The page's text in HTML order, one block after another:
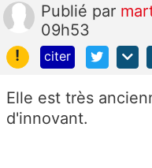
Publié par
09h53
!
citer
Elle est très
d'innovant.